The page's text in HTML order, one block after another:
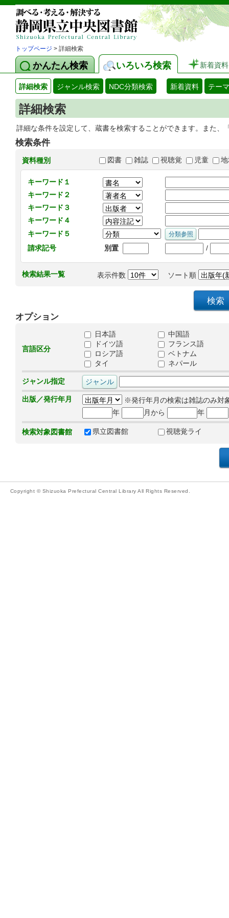
トップページ > 詳細検索
かんたん検索 いろいろ検索 新着資料
詳細検索 ジャンル検索 NDC分類検索 新着資料 テー
詳細検索
詳細な条件を設定して、蔵書を検索することができます。また
検索条件
資料種別 図書 雑誌 視聴覚 児童
キーワード１
キーワード２
キーワード３
キーワード４
キーワード５
請求記号
別置 /
検索結果一覧 表示件数 ソート順
オプション
言語区分
日本語
中国語
ドイツ語
フランス語
ロシア語
ベトナム
タイ
ネパール
ジャンル指定
出版／発行年月
※発行年月の検索は雑誌のみ対
年
月から 年
検索対象図書館 県立図書館 視聴覚ライ
Copyright © Shizuoka Prefectural Central Library All Rights Reserved.